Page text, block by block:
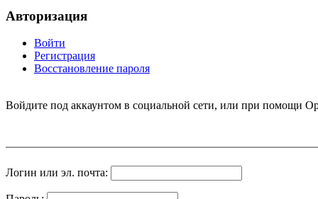
Авторизация
Войти
Регистрация
Восстановление пароля
Войдите под аккаунтом в социальной сети, или при помощи
Логин или эл. почта: